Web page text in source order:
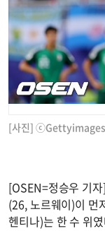
[사진] ⓒGettyimages(
[OSEN=정승우 기
(26, 노르웨이)이 먼
헨티나)는 한 수 위